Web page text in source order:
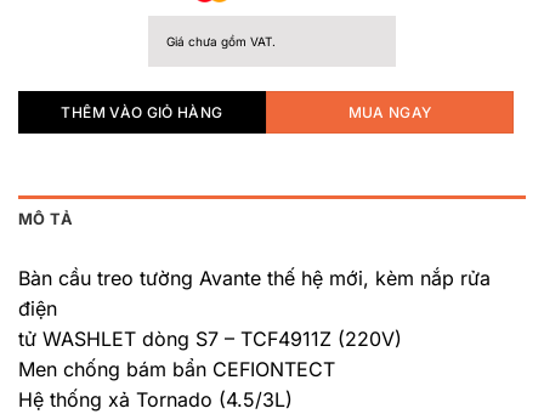
Giá chưa gồm VAT.
THÊM VÀO GIỎ HÀNG MUA NGAY
MÔ TẢ
Bàn cầu treo tường Avante thế hệ mới, kèm nắp rửa
điện
tử WASHLET dòng S7 – TCF4911Z (220V)
Men chống bám bẩn CEFIONTECT
Hệ thống xả Tornado (4.5/3L)